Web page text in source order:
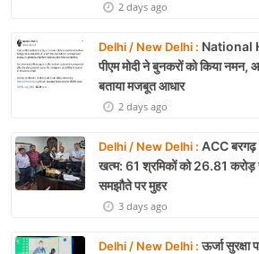
2 days ago
Delhi / New Delhi : National
पीएम मोदी ने बुनकरों को किया नमन,
बताया मजबूत आधार
2 days ago
Delhi / New Delhi : ACC बरगढ़
खत्म: 61 श्रमिकों को 26.81
समझौते पर मुहर
3 days ago
Delhi / New Delhi :ऊर्जा सुरक्षा